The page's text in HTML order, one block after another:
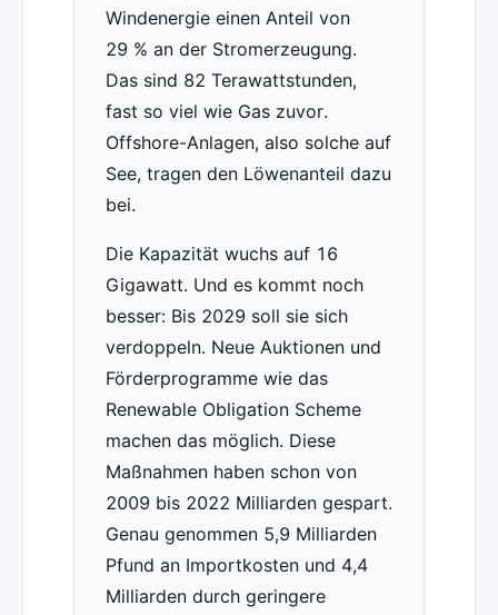
Windenergie einen Anteil von
29 % an der Stromerzeugung.
Das sind 82 Terawattstunden,
fast so viel wie Gas zuvor.
Offshore-Anlagen, also solche auf
See, tragen den Löwenanteil dazu
bei.
Die Kapazität wuchs auf 16
Gigawatt. Und es kommt noch
besser: Bis 2029 soll sie sich
verdoppeln. Neue Auktionen und
Förderprogramme wie das
Renewable Obligation Scheme
machen das möglich. Diese
Maßnahmen haben schon von
2009 bis 2022 Milliarden gespart.
Genau genommen 5,9 Milliarden
Pfund an Importkosten und 4,4
Milliarden durch geringere